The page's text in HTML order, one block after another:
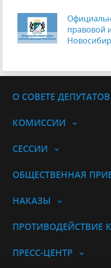
правовой
О СОВЕТЕ ДЕПУТАТОВ
КОМИССИИ
СЕССИИ
ОБЩЕСТВЕННАЯ
НАКАЗЫ
ПРОТИВОДЕЙСТВИЕ
ПРЕСС-ЦЕНТР